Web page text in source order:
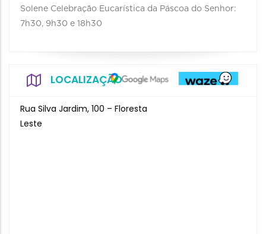
Solene Celebração Eucarística da Páscoa do Senhor:
7h30, 9h30 e 18h30
LOCALIZAÇÃO
Rua Silva Jardim, 100 – Floresta
Leste